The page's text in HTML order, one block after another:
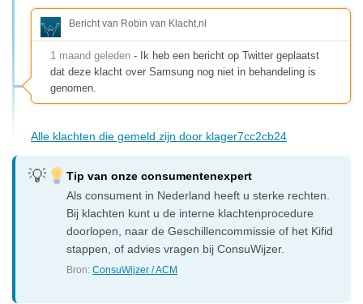
Bericht van Robin van Klacht.nl
1 maand geleden - Ik heb een bericht op Twitter geplaatst
dat deze klacht over Samsung nog niet in behandeling is
genomen.
Alle klachten die gemeld zijn door klager7cc2cb24
Tip van onze consumentenexpert
Als consument in Nederland heeft u sterke rechten.
Bij klachten kunt u de interne klachtenprocedure
doorlopen, naar de Geschillencommissie of het Kifid
stappen, of advies vragen bij ConsuWijzer.
Bron:ConsuWijzer / ACM